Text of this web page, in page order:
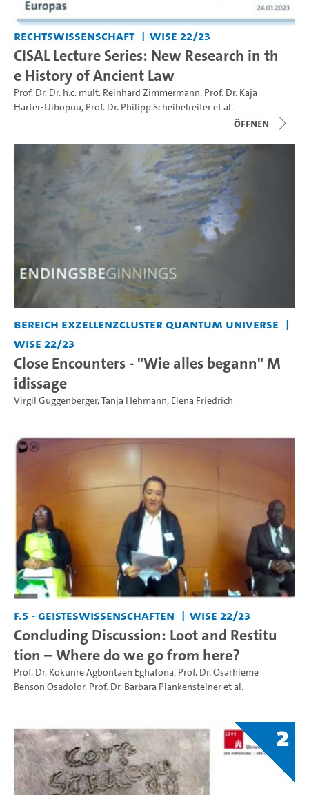
Rechtswissenschaft WiSe 22/23
CISAL Lecture Series: New Research in th
e History of Ancient Law
Prof. Dr. Dr. h.c. mult. Reinhard Zimmermann, Prof. Dr. Kaja
Harter-Uibopuu, Prof. Dr. Philipp Scheibelreiteret al.
Öffnen
Bereich Exzellenzcluster Quantum Universe
WiSe 22/23
Close Encounters - "Wie alles begann" M
idissage
Virgil Guggenberger,Tanja Hehmann, Elena Friedrich
F.5 - Geisteswissenschaften WiSe 22/23
Concluding Discussion: Loot and Restitu
tion – Where do we go from here?
Prof. Dr. Kokunre Agbontaen Eghafona, Prof. Dr. Osarhieme
Benson Osadolor, Prof. Dr. Barbara Plankensteineret al.
2